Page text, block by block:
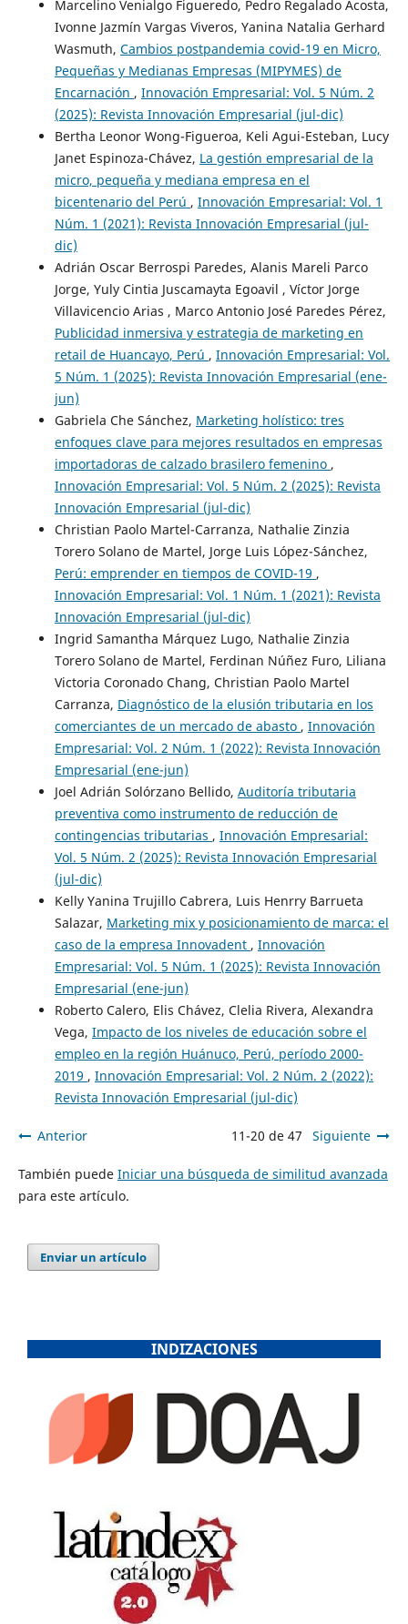
Marcelino Venialgo Figueredo, Pedro Regalado Acosta,
Ivonne Jazmín Vargas Viveros, Yanina Natalia Gerhard
Wasmuth, Cambios postpandemia covid-19 en Micro,
Pequeñas y Medianas Empresas (MIPYMES) de
Encarnación , Innovación Empresarial: Vol. 5 Núm. 2
(2025): Revista Innovación Empresarial (jul-dic)
Bertha Leonor Wong-Figueroa, Keli Agui-Esteban, Lucy
Janet Espinoza-Chávez, La gestión empresarial de la
micro, pequeña y mediana empresa en el
bicentenario del Perú , Innovación Empresarial: Vol. 1
Núm. 1 (2021): Revista Innovación Empresarial (jul-
dic)
Adrián Oscar Berrospi Paredes, Alanis Mareli Parco
Jorge, Yuly Cintia Juscamayta Egoavil , Víctor Jorge
Villavicencio Arias , Marco Antonio José Paredes Pérez,
Publicidad inmersiva y estrategia de marketing en
retail de Huancayo, Perú , Innovación Empresarial: Vol.
5 Núm. 1 (2025): Revista Innovación Empresarial (ene-
jun)
Gabriela Che Sánchez, Marketing holístico: tres
enfoques clave para mejores resultados en empresas
importadoras de calzado brasilero femenino ,
Innovación Empresarial: Vol. 5 Núm. 2 (2025): Revista
Innovación Empresarial (jul-dic)
Christian Paolo Martel-Carranza, Nathalie Zinzia
Torero Solano de Martel, Jorge Luis López-Sánchez,
Perú: emprender en tiempos de COVID-19 ,
Innovación Empresarial: Vol. 1 Núm. 1 (2021): Revista
Innovación Empresarial (jul-dic)
Ingrid Samantha Márquez Lugo, Nathalie Zinzia
Torero Solano de Martel, Ferdinan Núñez Furo, Liliana
Victoria Coronado Chang, Christian Paolo Martel
Carranza, Diagnóstico de la elusión tributaria en los
comerciantes de un mercado de abasto , Innovación
Empresarial: Vol. 2 Núm. 1 (2022): Revista Innovación
Empresarial (ene-jun)
Joel Adrián Solórzano Bellido, Auditoría tributaria
preventiva como instrumento de reducción de
contingencias tributarias , Innovación Empresarial:
Vol. 5 Núm. 2 (2025): Revista Innovación Empresarial
(jul-dic)
Kelly Yanina Trujillo Cabrera, Luis Henrry Barrueta
Salazar, Marketing mix y posicionamiento de marca: el
caso de la empresa Innovadent , Innovación
Empresarial: Vol. 5 Núm. 1 (2025): Revista Innovación
Empresarial (ene-jun)
Roberto Calero, Elis Chávez, Clelia Rivera, Alexandra
Vega, Impacto de los niveles de educación sobre el
empleo en la región Huánuco, Perú, período 2000-
2019 , Innovación Empresarial: Vol. 2 Núm. 2 (2022):
Revista Innovación Empresarial (jul-dic)
Anterior 11-20 de 47 Siguiente
También puede Iniciar una búsqueda de similitud avanzada
para este artículo.
Enviar un artículo
INDIZACIONES